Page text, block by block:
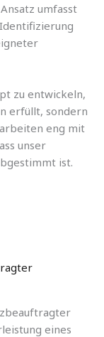
umfasst
zu entwickeln,
erfüllt, sondern
eng mit
unser
ist.
eines